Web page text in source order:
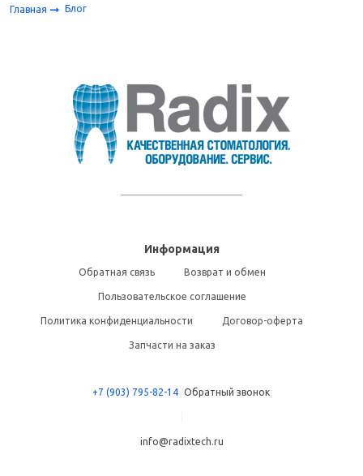
Главная Блог
Информация
Обратная связь Возврат и обмен
Пользовательское соглашение
Политика конфиденциальности Договор-оферта
Запчасти на заказ
+7 (903) 795-82-14 Обратный звонок
info@radixtech.ru